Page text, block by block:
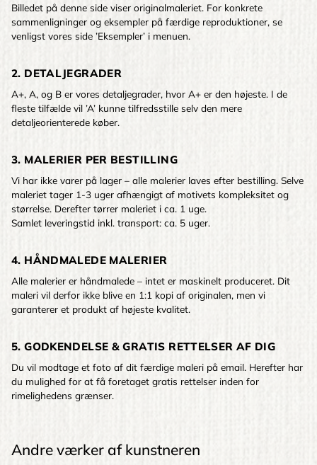
Billedet på denne side viser originalmaleriet. For konkrete
sammenligninger og eksempler på færdige reproduktioner, se
venligst vores side ’Eksempler’ i menuen.
2. DETALJEGRADER
A+, A, og B er vores detaljegrader, hvor A+ er den højeste. I de
fleste tilfælde vil ’A’ kunne tilfredsstille selv den mere
detaljeorienterede køber.
3. MALERIER PER BESTILLING
Vi har ikke varer på lager – alle malerier laves efter bestilling. Selve
maleriet tager 1-3 uger afhængigt af motivets kompleksitet og
størrelse. Derefter tørrer maleriet i ca. 1 uge.
Samlet leveringstid inkl. transport: ca. 5 uger.
4. HÅNDMALEDE MALERIER
Alle malerier er håndmalede – intet er maskinelt produceret. Dit
maleri vil derfor ikke blive en 1:1 kopi af originalen, men vi
garanterer et produkt af højeste kvalitet.
5. GODKENDELSE & GRATIS RETTELSER AF DIG
Du vil modtage et foto af dit færdige maleri på email. Herefter har
du mulighed for at få foretaget gratis rettelser inden for
rimelighedens grænser.
Andre værker af kunstneren